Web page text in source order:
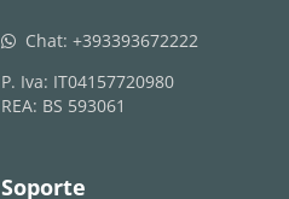
whatsapp Chat: +393393672222
P. Iva: IT04157720980
REA: BS 593061
Soporte